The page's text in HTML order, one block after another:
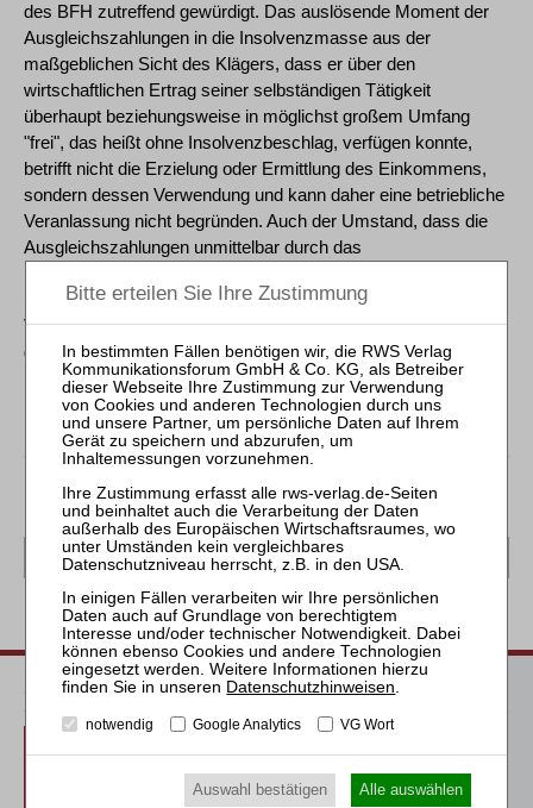
des BFH zutreffend gewürdigt. Das auslösende Moment der
Ausgleichszahlungen in die Insolvenzmasse aus der
maßgeblichen Sicht des Klägers, dass er über den
wirtschaftlichen Ertrag seiner selbständigen Tätigkeit
überhaupt beziehungsweise in möglichst großem Umfang
"frei", das heißt ohne Insolvenzbeschlag, verfügen konnte,
betrifft nicht die Erzielung oder Ermittlung des Einkommens,
sondern dessen Verwendung und kann daher eine betriebliche
Veranlassung nicht begründen. Auch der Umstand, dass die
Ausgleichszahlungen unmittelbar durch das
betriebliche Veranlassung. Vielmehr dienten sie der
Vermeidung einer Besserstellung von Selbständigen
gegenüber abhängig Beschäftigten im Insolvenzverfahren. Die
Berücksichtigung eines weiteren Aufwandes für die zu
leistenden Ausgleichszahlungen scheidet ebenfalls aus.
zurück
ZRI-Probeabo
Nutzung
Datenschutzhinweisen.
notwendig Google Analytics VG Wort
Auswahl bestätigen Alle auswählen